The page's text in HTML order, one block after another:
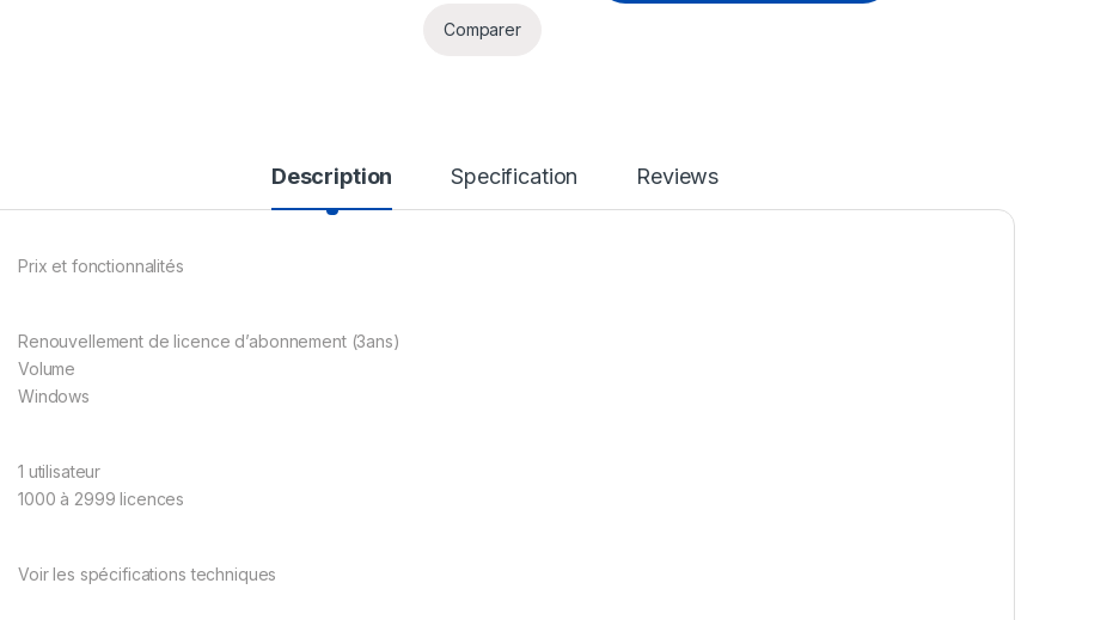
Comparer
Description Specification Reviews
Prix et fonctionnalités
Renouvellement de licence d’abonnement (3ans)
Volume
Windows
1 utilisateur
1000 à 2999 licences
Voir les spécifications techniques